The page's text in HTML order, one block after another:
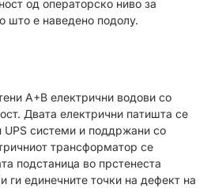
од операторско ниво за
што е наведено подолу.
A+B електрични водови со
Двата електрични патишта се
UPS системи и поддржани со
трансформатор се
подстаница во прстенеста
ги единечните точки на дефект на